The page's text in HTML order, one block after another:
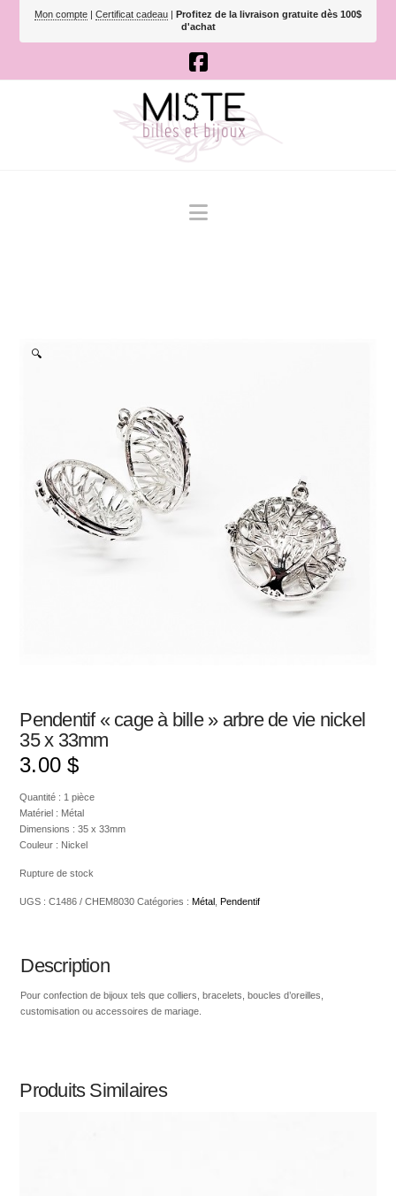
Mon compte | Certificat cadeau | Profitez de la livraison gratuite dès 100$
d'achat
Navigation
🔍
Pendentif « cage à bille » arbre de vie nickel
35 x 33mm
3.00 $
Quantité : 1 pièce
Matériel : Métal
Dimensions : 35 x 33mm
Couleur : Nickel
Rupture de stock
UGS :C1486 / CHEM8030 Catégories : Métal , Pendentif
Description
Pour confection de bijoux tels que colliers, bracelets, boucles d’oreilles,
customisation ou accessoires de mariage.
Produits Similaires